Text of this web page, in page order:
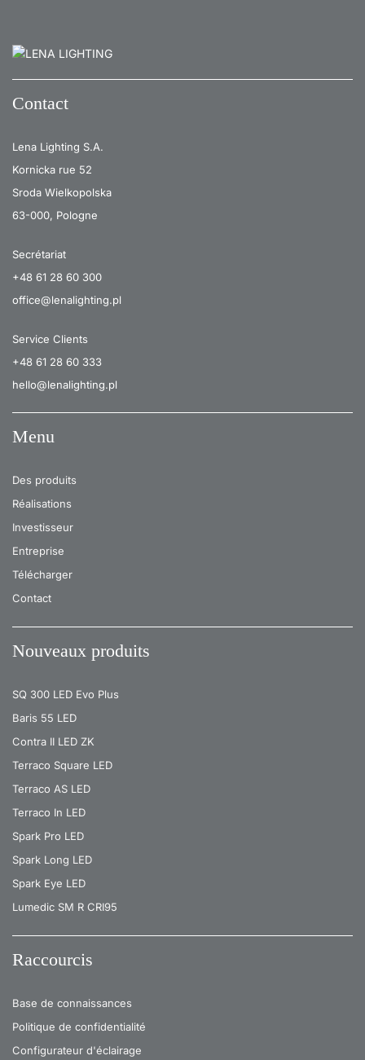
Contact
Lena Lighting S.A.
Kornicka rue 52
Sroda Wielkopolska
63-000, Pologne
Secrétariat
+48 61 28 60 300
office@lenalighting.pl
Service Clients
+48 61 28 60 333
hello@lenalighting.pl
Menu
Des produits
Réalisations
Investisseur
Entreprise
Télécharger
Contact
Nouveaux produits
SQ 300 LED Evo Plus
Baris 55 LED
Contra II LED ZK
Terraco Square LED
Terraco AS LED
Terraco In LED
Spark Pro LED
Spark Long LED
Spark Eye LED
Lumedic SM R CRI95
Raccourcis
Base de connaissances
Politique de confidentialité
Configurateur d'éclairage